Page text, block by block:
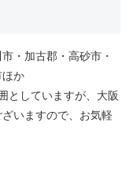
・加古郡・高砂市・
ほか
としていますが、大阪
いますので、お気軽